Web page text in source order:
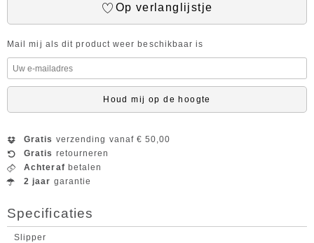
Op verlanglijstje
Mail mij als dit product weer beschikbaar is
Houd mij op de hoogte
Gratis verzending vanaf € 50,00
Gratis retourneren
Achteraf betalen
2 jaar garantie
Specificaties
Slipper